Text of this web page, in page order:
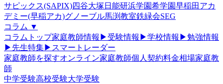
サピックス(SAPIX)四谷大塚 日能研浜学園希学園早稲田アカ
デミー(早稲アカ)グノーブル馬渕教室鉄緑会SEG
コラム ▼
コラムトップ家庭教師情報 ▶ 受験情報 ▶学校情報 ▶勉強情報
▶ 先生特集▶ スマートレーダー
家庭教師を探すオンライン家庭教師個人契約料金相場家庭教
師
中学受験高校受験大学受験